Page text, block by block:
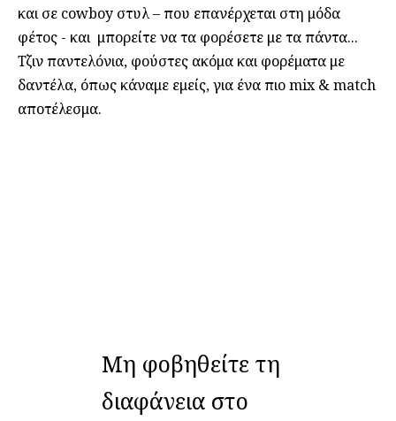
και σε cowboy στυλ – που επανέρχεται στη μόδα
φέτος - και μπορείτε να τα φορέσετε με τα πάντα...
Τζιν παντελόνια, φούστες ακόμα και φορέματα με
δαντέλα, όπως κάναμε εμείς, για ένα πιο mix & match
αποτέλεσμα.
Μη φοβηθείτε τη
διαφάνεια στο